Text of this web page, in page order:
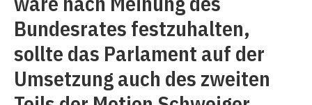
Bundesrates festzuhalten,
sollte das Parlament auf der
Umsetzung auch des zweiten